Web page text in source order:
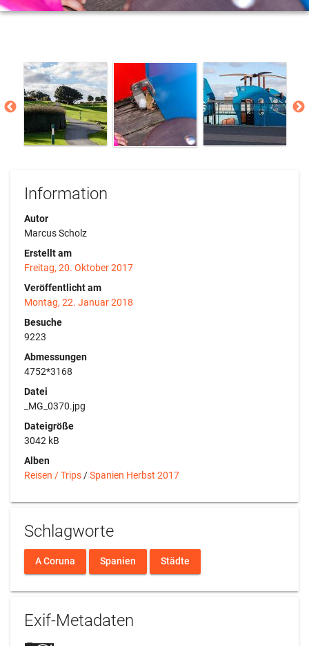
Information
Autor
Marcus Scholz
Erstellt am
Freitag, 20. Oktober 2017
Veröffentlicht am
Montag, 22. Januar 2018
Besuche
9223
Abmessungen
4752*3168
Datei
_MG_0370.jpg
Dateigröße
3042 kB
Alben
Reisen / Trips /Spanien Herbst 2017
Schlagworte
A Coruna Spanien Städte
Exif-Metadaten